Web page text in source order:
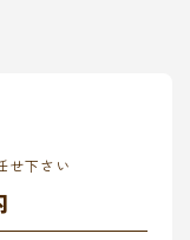
せ下さい